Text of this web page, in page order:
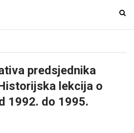
T
predsjednika
lekcija o
1992. do 1995.